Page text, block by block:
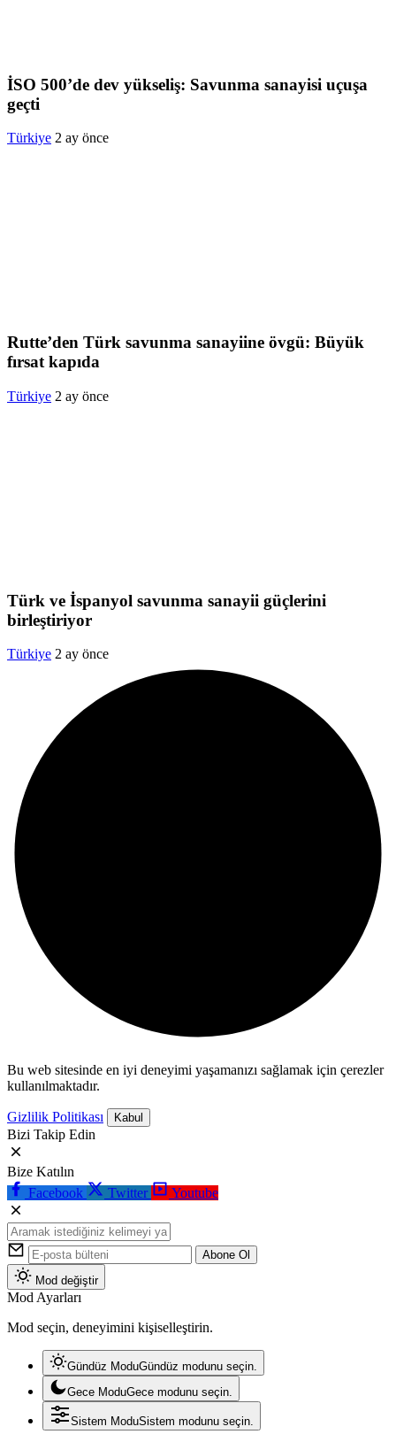
İSO 500’de dev yükseliş: Savunma sanayisi uçuşa
geçti
Türkiye 2 ay önce
Rutte’den Türk savunma sanayiine övgü: Büyük
fırsat kapıda
Türkiye 2 ay önce
Türk ve İspanyol savunma sanayii güçlerini
birleştiriyor
Türkiye 2 ay önce
Bu web sitesinde en iyi deneyimi yaşamanızı sağlamak için çerezler
kullanılmaktadır.
Gizlilik Politikası Kabul
Bizi Takip Edin
Bize Katılın
Facebook
Twitter Youtube
Abone Ol
Mod değiştir
Mod Ayarları
Mod seçin, deneyimini kişiselleştirin.
Gündüz ModuGündüz modunu seçin.
Gece ModuGece modunu seçin.
Sistem ModuSistem modunu seçin.